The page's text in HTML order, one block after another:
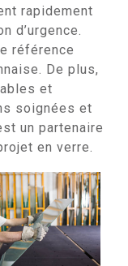
rapidement
d’urgence.
référence
De plus,
et
soignées et
un partenaire
en verre.